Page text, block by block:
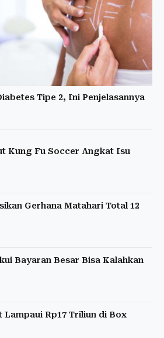
Tipe 2, Ini Penjelasannya
Kung Fu Soccer Angkat Isu
Gerhana Matahari Total 12
Bayaran Besar Bisa Kalahkan
Lampaui Rp17 Triliun di Box